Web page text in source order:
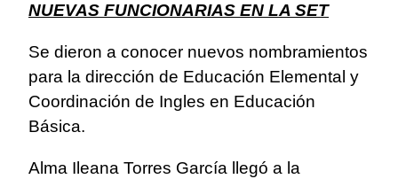
NUEVAS FUNCIONARIAS EN LA SET
Se dieron a conocer nuevos nombramientos
para la dirección de Educación Elemental y
Coordinación de Ingles en Educación
Básica.
Alma Ileana Torres García llegó a la